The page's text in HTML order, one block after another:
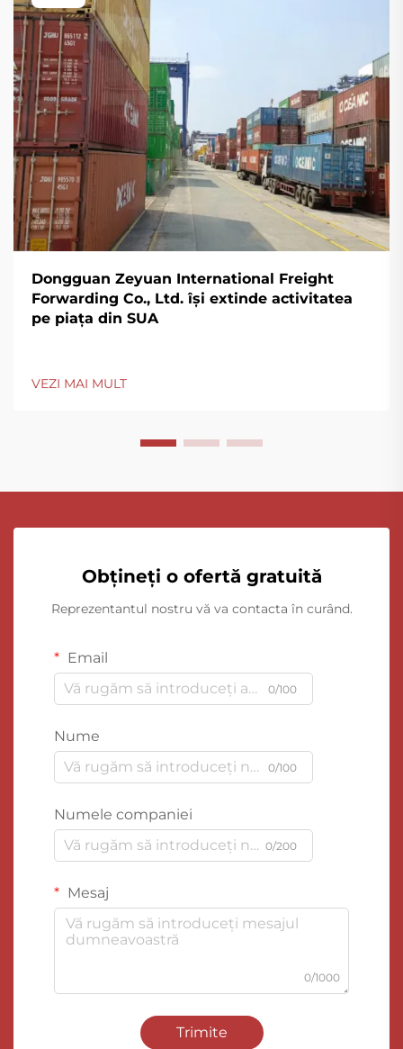
Dongguan Zeyuan International Freight
Forwarding Co., Ltd. își extinde activitatea
pe piața din SUA
VEZI MAI MULT
Obțineți o ofertă gratuită
Reprezentantul nostru vă va contacta în curând.
Email
0/100
Nume
0/100
Numele companiei
0/200
Mesaj
0/1000
Trimite